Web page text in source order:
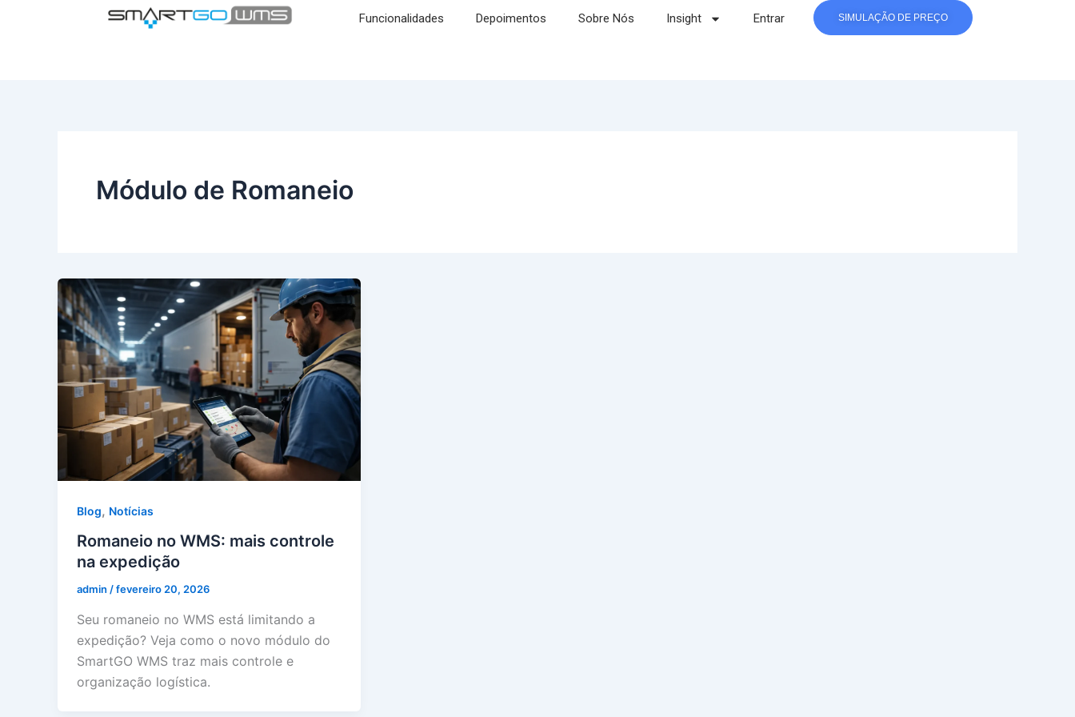
Funcionalidades Depoimentos Sobre Nós Insight Entrar SIMULAÇÃO DE PREÇO
Módulo de Romaneio
Blog, Notícias
Romaneio no WMS: mais controle
na expedição
admin /fevereiro 20, 2026
Seu romaneio no WMS está limitando a
expedição? Veja como o novo módulo do
SmartGO WMS traz mais controle e
organização logística.